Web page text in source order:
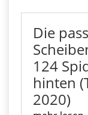
Die
124
hinten
2020)